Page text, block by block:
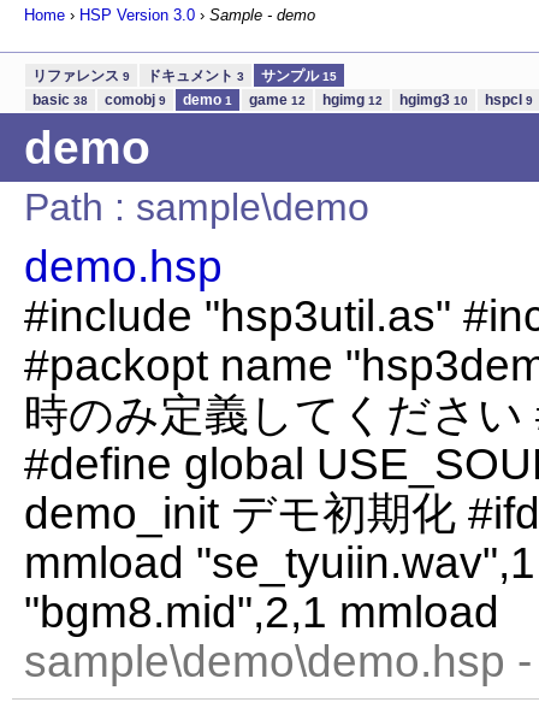
Home › HSP Version 3.0 › Sample - demo
リファレンス 9 ドキュメント 3 サンプル15
basic 38 comobj 9 demo 1 game 12 hgimg 12 hgimg3 10 hspcl 9
demo
Path : sample\demo
demo.hsp
#include "hsp3util.as"
#packopt name
時のみ定義してくださ
#define global
demo_init デモ初期化
mmload
"bgm8.mid",2,1 mmload
sample\demo\demo.hsp